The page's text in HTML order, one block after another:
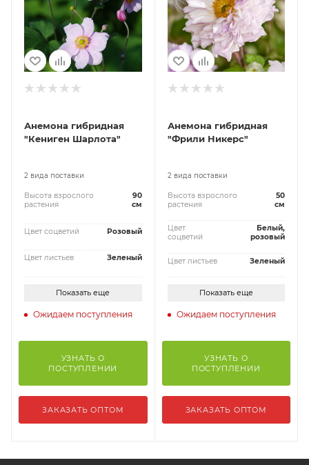
Анемона гибридная
"Кениген Шарлота"
2 вида поставки
Высота взрослого
растения
90
см
Цвет соцветий Розовый
Цвет листьев Зеленый
Показать еще
Ожидаем поступления
УЗНАТЬ О
ПОСТУПЛЕНИИ
ЗАКАЗАТЬ ОПТОМ
Анемона гибридная
"Фрили Никерс"
2 вида поставки
Высота взрослого
растения
50
см
Цвет
соцветий
Белый,
розовый
Цвет листьев Зеленый
Показать еще
Ожидаем поступления
УЗНАТЬ О
ПОСТУПЛЕНИИ
ЗАКАЗАТЬ ОПТОМ